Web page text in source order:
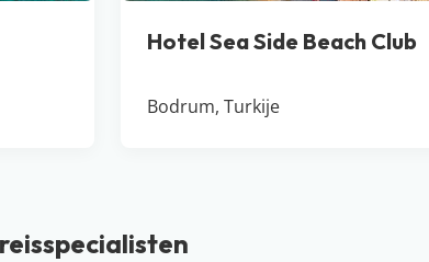
Hotel Sea Side Beach Club
Bodrum, Turkije